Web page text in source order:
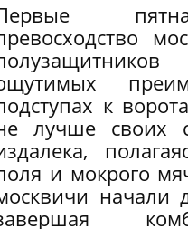
к
лучше своих
и мокрого
начали